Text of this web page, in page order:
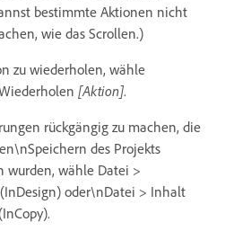
bestimmte Aktionen nicht
wie das Scrollen.)
zu wiederholen, wähle
[Aktion].
rückgängig zu machen, die
des Projekts
wurden, wähle Datei >
oder\nDatei > Inhalt